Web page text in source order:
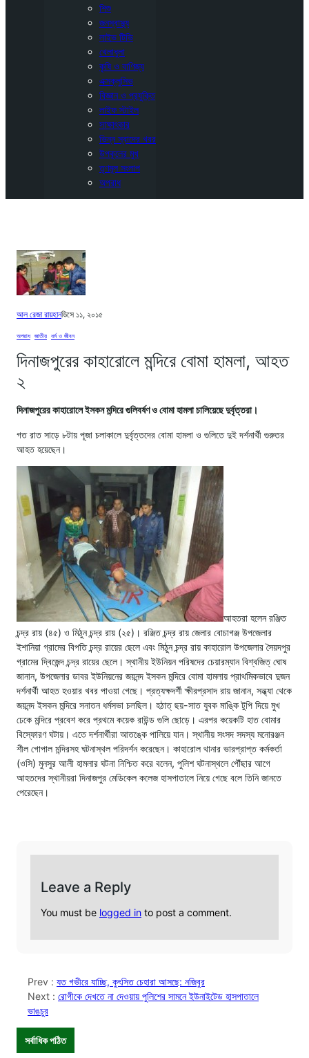
শিশু
জনস্বাস্থ্য
লাইভ টিভি
খেলাধুলা
কৃষি ও বাণিজ্য
এক্সক্লুসিভ
বিজ্ঞান ও প্রযুক্তি
লাইফ স্টাইল
সাক্ষাৎকার
ভিন্ন স্বাদের খবর
উপকূলের মুখ
তৃণমূল সংলাপ
অপরাধ
আল রেজা রায়হানডিসে ১১, ২০১৫
অপরাধ জাতীয় ধর্ম ও জীবন
দিনাজপুরের কাহারোলে মন্দিরে বোমা হামলা, আহত
২
দিনাজপুরের কাহারোলে ইসকন মন্দিরে গুলিবর্ষণ ও বোমা হামলা চালিয়েছে দুর্বৃত্তরা।
গত রাত সাড়ে ৮টায় পূজা চলাকালে দুর্বৃত্তদের বোমা হামলা ও গুলিতে দুই দর্শনার্থী গুরুতর
আহত হয়েছেন।
আহতরা হলেন রঞ্জিত
চন্দ্র রায় (৪৫) ও মিঠুন চন্দ্র রায় (২৫)। রঞ্জিত চন্দ্র রায় জেলার বোচাগঞ্জ উপজেলার
ইশানিয়া গ্রামের বিপতি চন্দ্র রায়ের ছেলে এবং মিঠুন চন্দ্র রায় কাহারোল উপজেলার সৈয়দপুর
গ্রামের দ্বিজেন্দ চন্দ্র রায়ের ছেলে। স্থানীয় ইউনিয়ন পরিষদের চেয়ারম্যান বিশ্বজিত্ ঘোষ
জানান, উপজেলার ডাবর ইউনিয়নের জয়নন্দ ইসকন মন্দিরে বোমা হামলায় প্রাথমিকভাবে দুজন
দর্শনার্থী আহত হওয়ার খবর পাওয়া গেছে। প্রত্যক্ষদর্শী ক্ষীরপ্রসাদ রায় জানান, সন্ধ্যা থেকে
জয়নন্দ ইসকন মন্দিরে সনাতন ধর্মসভা চলছিল। হঠাত্ ছয়-সাত যুবক মাঙ্কি টুপি দিয়ে মুখ
ঢেকে মন্দিরে প্রবেশ করে প্রথমে কয়েক রাউন্ড গুলি ছোড়ে। এরপর কয়েকটি হাত বোমার
বিস্ফোরণ ঘটায়। এতে দর্শনার্থীরা আতঙ্কে পালিয়ে যান। স্থানীয় সংসদ সদস্য মনোরঞ্জন
শীল গোপাল মন্দিরসহ ঘটনাস্থল পরিদর্শন করেছেন। কাহারোল থানার ভারপ্রাপ্ত কর্মকর্তা
(ওসি) মুনসুর আলী হামলার ঘটনা নিশ্চিত করে বলেন, পুলিশ ঘটনাস্থলে পৌঁছার আগে
আহতদের স্থানীয়রা দিনাজপুর মেডিকেল কলেজ হাসপাতালে নিয়ে গেছে বলে তিনি জানতে
পেরেছেন।
Leave a Reply
You must be logged in to post a comment.
Prev : যত গভীরে যাচ্ছি, কুৎসিত চেহারা আসছে: নজিবুর
Next : রোগীকে দেখতে না দেওয়ায় পুলিশের সামনে ইউনাইটেড হাসপাতালে
ভাঙচুর
সর্বাধিক পঠিত